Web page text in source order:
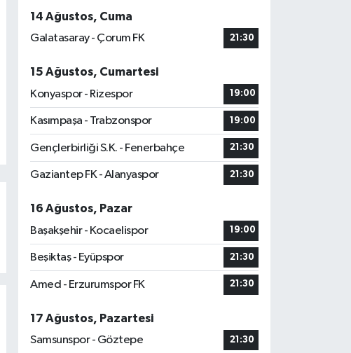
14 Ağustos, Cuma
Galatasaray - Çorum FK
21:30
15 Ağustos, Cumartesi
Konyaspor - Rizespor
19:00
Kasımpaşa - Trabzonspor 19:00
Gençlerbirliği S.K. - Fenerbahçe 21:30
Gaziantep FK - Alanyaspor 21:30
16 Ağustos, Pazar
Başakşehir - Kocaelispor
19:00
Beşiktaş - Eyüpspor 21:30
Amed - Erzurumspor FK 21:30
17 Ağustos, Pazartesi
Samsunspor - Göztepe
21:30